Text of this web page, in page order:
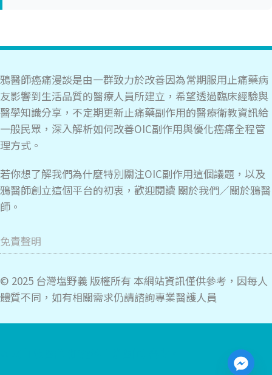
鴉醫師癌痛漫談是由一群致力於改善因為常期服用止痛藥病
友影響到生活品質的醫療人員所建立，希望透過臨床經驗與
醫學知識分享，不定期更新止痛藥副作用的醫療衛教資訊給
一般民眾，深入解析如何改善OIC副作用與優化癌痛全程管
理方式。
若你想了解我們為什麼特別關注OIC副作用這個議題，以及
鴉醫師創立這個平台的初衷，歡迎閱讀 關於我們／關於鴉醫
師 。
免責聲明
© 2025 台灣塩野義 版權所有 本網站資訊僅供參考，因每人
體質不同，如有相關需求仍請諮詢專業醫護人員